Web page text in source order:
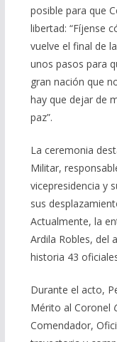
posible para que
libertad: “Fíjense
vuelve el final de
unos pasos para
gran nación que
hay que dejar de
paz”.
La ceremonia
Militar,
vicepresidencia y
sus
Actualmente, la
Ardila Robles, del
historia 43
Durante el acto,
Mérito al Coronel
Comendador,